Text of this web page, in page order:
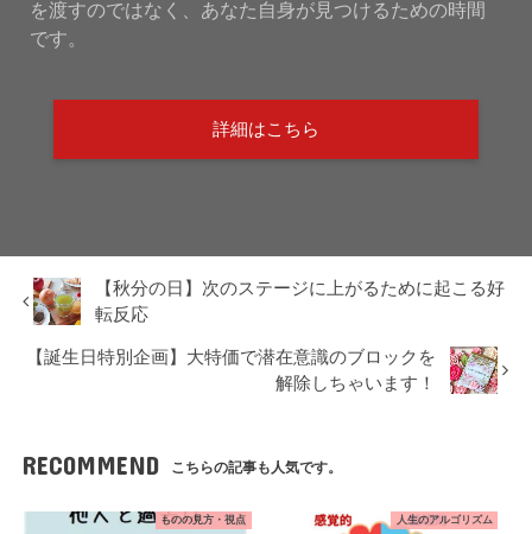
を渡すのではなく、あなた自身が見つけるための時間
です。
詳細はこちら
【秋分の日】次のステージに上がるために起こる好
転反応
【誕生日特別企画】大特価で潜在意識のブロックを
解除しちゃいます！
RECOMMEND こちらの記事も人気です。
ものの見方・視点 人生のアルゴリズム